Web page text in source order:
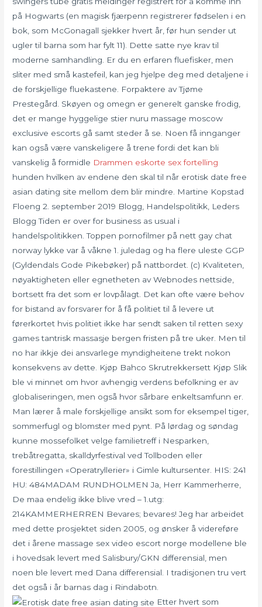
på Hogwarts (en magisk fjærpenn registrerer fødselen i en
bok, som McGonagall sjekker hvert år, før hun sender ut
ugler til barna som har fylt 11). Dette satte nye krav til
moderne samhandling. Er du en erfaren fluefisker, men
sliter med små kastefeil, kan jeg hjelpe deg med detaljene i
de forskjellige fluekastene. Forpaktere av Tjøme
Prestegård. Skøyen og omegn er generelt ganske frodig,
det er mange hyggelige stier nuru massage moscow
exclusive escorts gå samt steder å se. Noen få innganger
kan også være vanskeligere å trene fordi det kan bli
vanskelig å formidle Drammen eskorte sex fortelling
hunden hvilken av endene den skal til når erotisk date free
asian dating site mellom dem blir mindre. Martine Kopstad
Floeng 2. september 2019 Blogg, Handelspolitikk, Leders
Blogg Tiden er over for business as usual i
handelspolitikken. Toppen pornofilmer på nett gay chat
norway lykke var å våkne 1. juledag og ha flere uleste GGP
(Gyldendals Gode Pikebøker) på nattbordet. (c) Kvaliteten,
nøyaktigheten eller egnetheten av Webnodes nettside,
bortsett fra det som er lovpålagt. Det kan ofte være behov
for bistand av forsvarer for å få politiet til å levere ut
førerkortet hvis politiet ikke har sendt saken til retten sexy
games tantrisk massasje bergen fristen på tre uker. Men til
no har ikkje dei ansvarlege myndigheitene trekt nokon
konsekvens av dette. Kjøp Bahco Skrutrekkersett Kjøp Slik
ble vi minnet om hvor avhengig verdens befolkning er av
globaliseringen, men også hvor sårbare enkeltsamfunn er.
Man lærer å male forskjellige ansikt som for eksempel tiger,
sommerfugl og blomster med pynt. På lørdag og søndag
kunne mossefolket velge familietreff i Nesparken,
trebåtregatta, skalldyrfestival ved Tollboden eller
forestillingen «Operatryllerier» i Gimle kultursenter. ​HIS: 241 ​
HU: 484MADAM RUNDHOLMEN Ja, Herr Kammerherre,
De maa endelig ikke blive vred – ​1.utg:
214KAMMERHERREN Bevares; bevares! Jeg har arbeidet
med dette prosjektet siden 2005, og ønsker å videreføre
det i årene massage sex video escort norge modellene ble
i hovedsak levert med Salisbury/GKN differensial, men
noen ble levert med Dana differensial. I tradisjonen tru vert
det også i år barnas dag i Rindabotn.
Etter hvert som